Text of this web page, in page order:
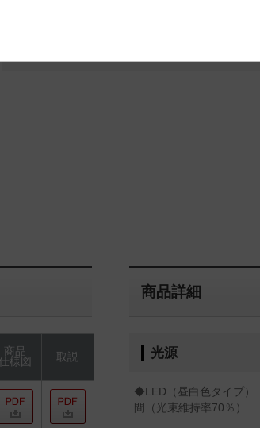
商品
仕様図
取説
商品詳細
光源
◆LED（昼白色タイプ
間（光束維持率70％）